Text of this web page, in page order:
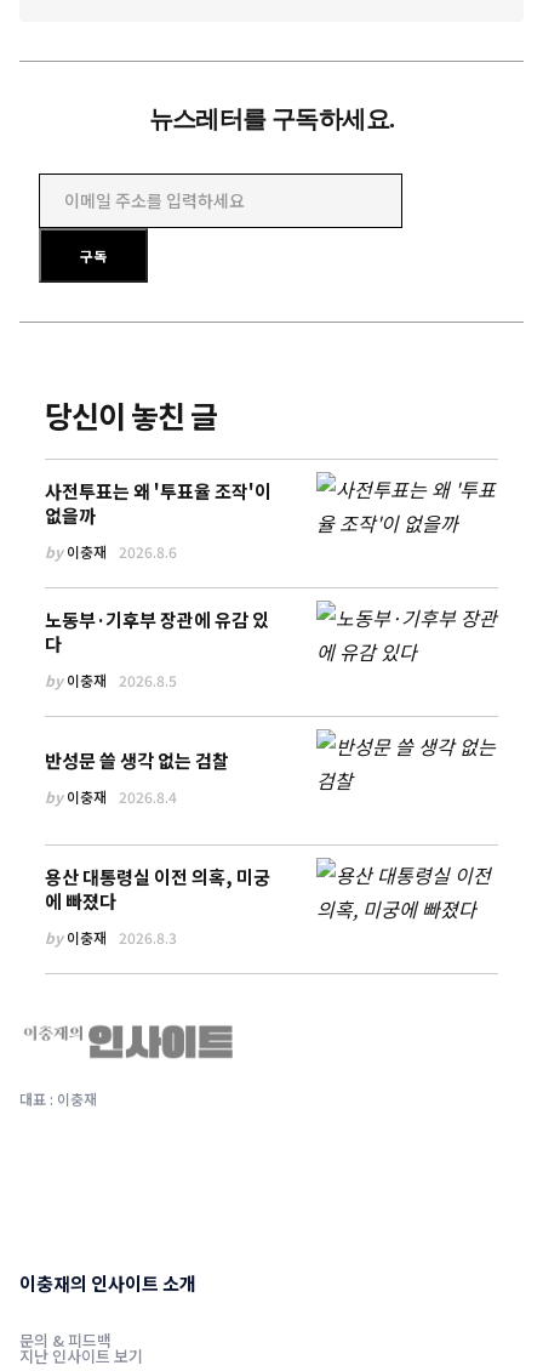
뉴스레터를 구독하세요.
이메일 주소를 입력하세요
구독
당신이 놓친 글
사전투표는 왜 '투표율 조작'이
없을까
by이충재 2026.8.6
노동부·기후부 장관에 유감 있
다
by이충재 2026.8.5
반성문 쓸 생각 없는 검찰
by이충재 2026.8.4
용산 대통령실 이전 의혹, 미궁
에 빠졌다
by이충재 2026.8.3
대표 : 이충재
이충재의 인사이트 소개
문의 & 피드백
지난 인사이트 보기